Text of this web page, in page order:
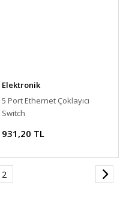
Elektronik
5 Port Ethernet Çoklayıcı
Switch
931,20 TL
2